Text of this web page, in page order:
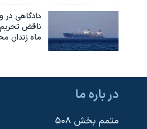
دادگاهی
ماه زندان
در باره ما
متمم بخش ۵۰۸